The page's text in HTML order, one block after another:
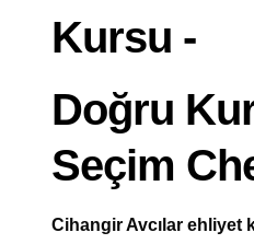
Doğru
Seçim
Cihangir Avcılar ehliyet